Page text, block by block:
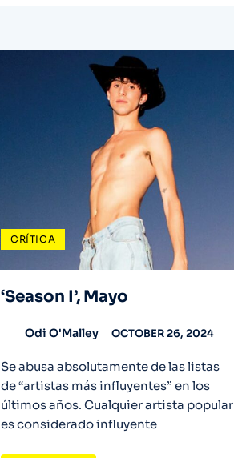
CRÍTICA
‘Season I’, Mayo
Odi O'Malley OCTOBER 26, 2024
Se abusa absolutamente de las listas
de “artistas más influyentes” en los
últimos años. Cualquier artista popular
es considerado influyente